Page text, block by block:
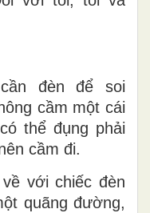
đèn để soi
cầm một cái
thể đụng phải
cầm đi.
với chiếc đèn
quãng đường,